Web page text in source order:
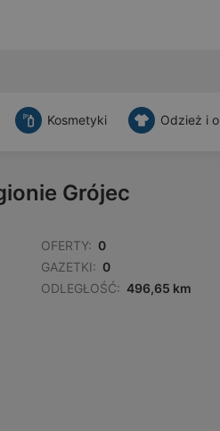
Kosmetyki Odzież i
Grójec
OFERTY: 0
GAZETKI: 0
ODLEGŁOŚĆ: 496,65 km